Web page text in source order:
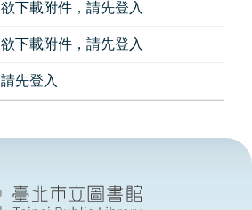
欲下載附件，請先登入
欲下載附件，請先登入
請先登入